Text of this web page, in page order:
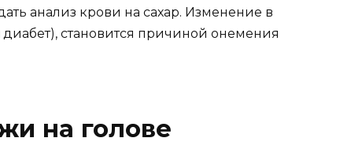
анализ крови на сахар. Изменение в
становится причиной онемения
на голове